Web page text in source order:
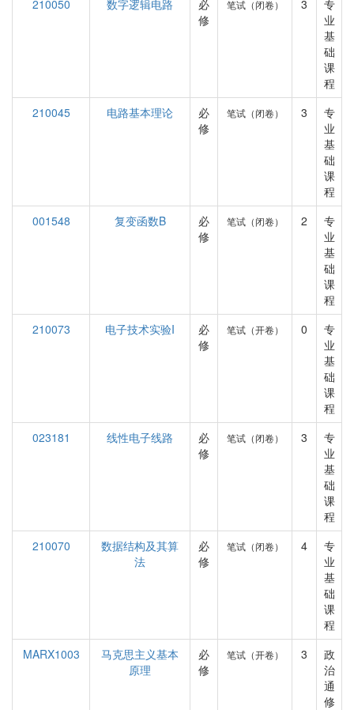
210050 数字逻辑电路
必
修
笔试（闭卷） 3
专
业
基
础
课
程
210045
电路基本理论
必
修
笔试（闭卷） 3
专
业
基
础
课
程
001548
复变函数B
必
修
笔试（闭卷） 2
专
业
基
础
课
程
210073
电子技术实验I
必
修
笔试（开卷） 0
专
业
基
础
课
程
023181
线性电子线路
必
修
笔试（闭卷） 3
专
业
基
础
课
程
210070
数据结构及其算
法
必
修
笔试（闭卷） 4
专
业
基
础
课
程
MARX1003
马克思主义基本
原理
必
修
笔试（开卷） 3
政
治
通
修